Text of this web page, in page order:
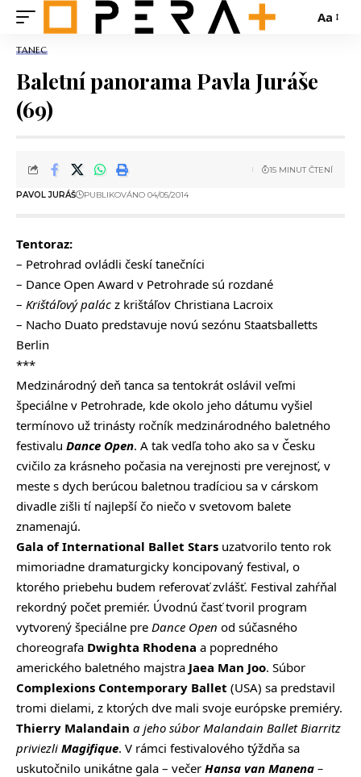
Aa
TANEC
Baletní panorama Pavla Juráše
(69)
PAVOL JURÁŠ PUBLIKOVÁNO 04/05/2014
15 MINUT ČTENÍ
Tentoraz:
– Petrohrad ovládli českí tanečníci
– Dance Open Award v Petrohrade sú rozdané
– Krištáľový palác z krištáľov Christiana Lacroix
– Nacho Duato predstavuje novú sezónu Staatsballetts
Berlin
***
Medzinárodný deň tanca sa tentokrát oslávil veľmi
špeciálne v Petrohrade, kde okolo jeho dátumu vyšiel
termínovo už trinásty ročník medzinárodného baletného
festivalu Dance Open. A tak vedľa toho ako sa v Česku
cvičilo za krásneho počasia na verejnosti pre verejnosť, v
meste s dych berúcou baletnou tradíciou sa v cárskom
divadle zišli tí najlepší čo niečo v svetovom balete
znamenajú.
Gala of International Ballet Stars uzatvorilo tento rok
mimoriadne dramaturgicky koncipovaný festival, o
ktorého priebehu budem referovať zvlášť. Festival zahŕňal
rekordný počet premiér. Úvodnú časť tvoril program
vytvorený špeciálne pre Dance Open od súčasného
choreografa Dwighta Rhodena a popredného
amerického baletného majstra Jaea Man Joo. Súbor
Complexions Contemporary Ballet (USA) sa predstavil
tromi dielami, z ktorých dve mali svoje európske premiéry.
Thierry Malandain a jeho súbor Malandain Ballet Biarritz
priviezli Magifique. V rámci festivalového týždňa sa
uskutočnilo unikátne gala – večer Hansa van Manena –